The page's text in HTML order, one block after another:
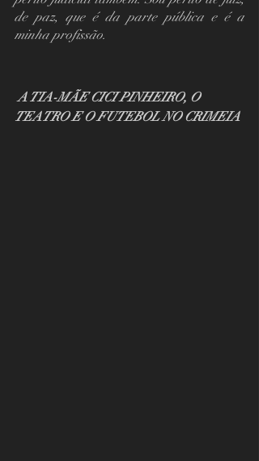
de paz, que é da parte pública e é a
minha profissão.
A TIA-MÃE CICI PINHEIRO, O
TEATRO E O FUTEBOL NO CRIMEIA